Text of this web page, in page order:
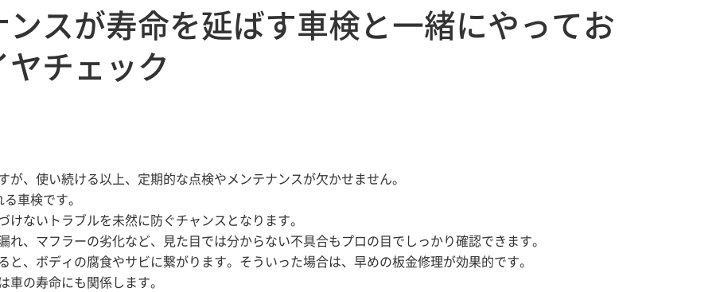
スが寿命を延ばす車検と一緒にやってお
チェック
、使い続ける以上、定期的な点検やメンテナンスが欠かせません。
車検です。
ないトラブルを未然に防ぐチャンスとなります。
、マフラーの劣化など、見た目では分からない不具合もプロの目でしっかり確認できます。
と、ボディの腐食やサビに繋がります。そういった場合は、早めの板金修理が効果的です。
の寿命にも関係します。